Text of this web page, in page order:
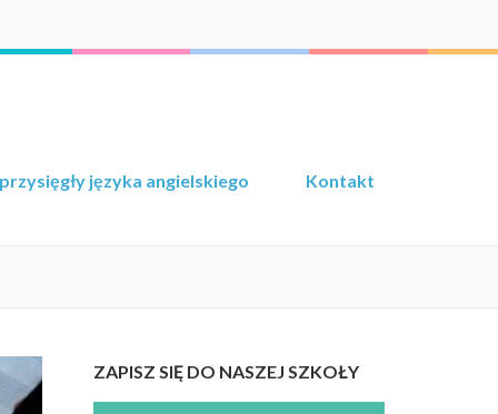
języka angielskiego Kontakt
ZAPISZ SIĘ DO NASZEJ SZKOŁY